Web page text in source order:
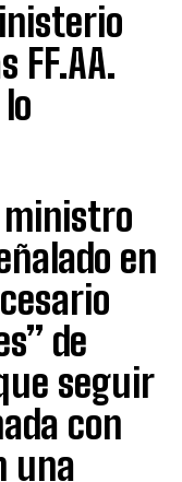
FF.AA.
ministro
en
de
seguir
con
una